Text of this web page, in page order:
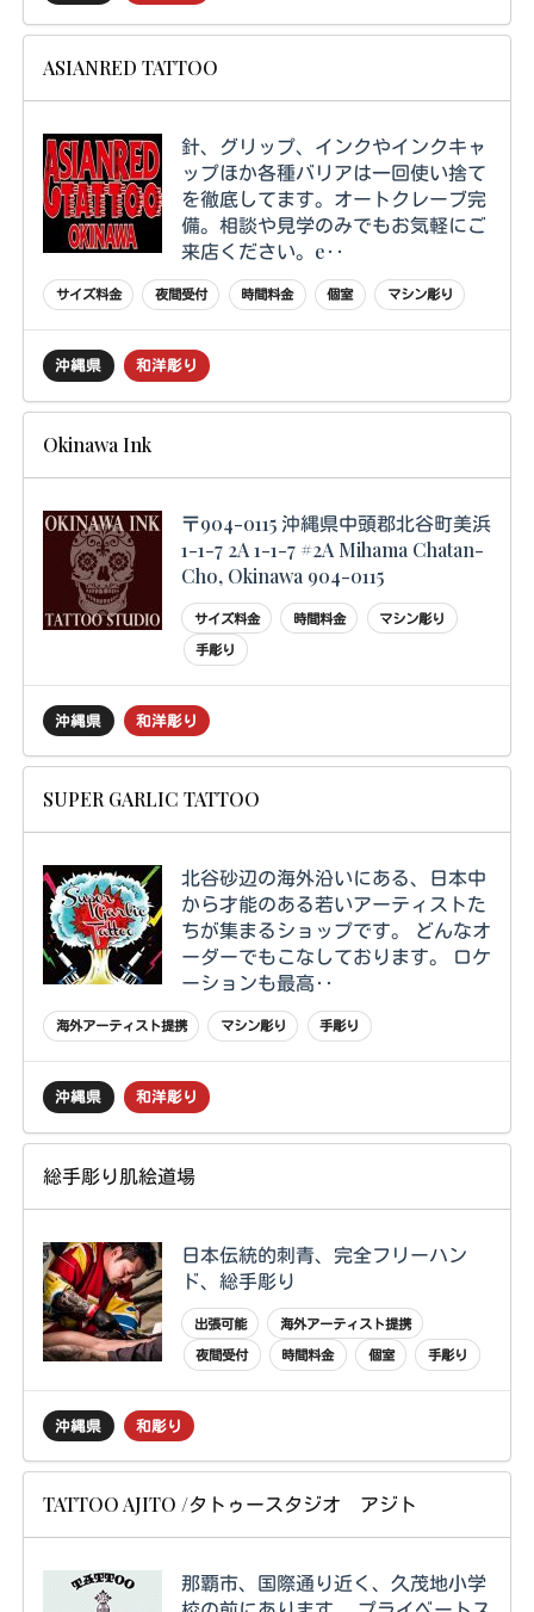
ASIANRED TATTOO
針、グリップ、インクやインクキャ
ップほか各種バリアは一回使い捨て
を徹底してます。オートクレーブ完
備。相談や見学のみでもお気軽にご
来店ください。e‥
サイズ料金 夜間受付 時間料金 個室 マシン彫り
沖縄県 和洋彫り
Okinawa Ink
〒904-0115 沖縄県中頭郡北谷町美浜
1-1-7 2A 1-1-7 #2A Mihama Chatan-
Cho, Okinawa 904-0115
サイズ料金 時間料金
マシン彫り
手彫り
沖縄県 和洋彫り
SUPER GARLIC TATTOO
北谷砂辺の海外沿いにある、日本中
から才能のある若いアーティストた
ちが集まるショップです。 どんなオ
ーダーでもこなしております。 ロケ
ーションも最高‥
海外アーティスト提携 マシン彫り 手彫り
沖縄県 和洋彫り
総手彫り肌絵道場
日本伝統的刺青、完全フリーハン
ド、総手彫り
出張可能
海外アーティスト提携
夜間受付
時間料金 個室 手彫り
沖縄県 和彫り
TATTOO AJITO /タトゥースタジオ アジト
那覇市、国際通り近く、久茂地小学